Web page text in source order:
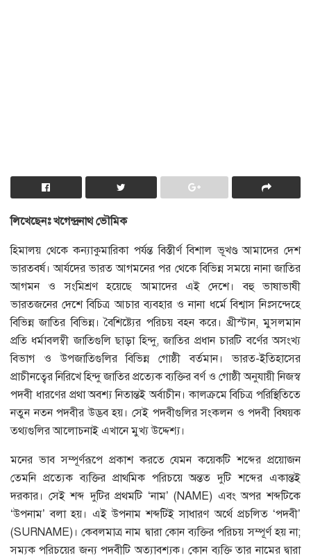
লিখেছেনঃ খগেন্দ্রনাথ ভৌমিক
হিমালয় থেকে কন্যাকুমারিকা পর্যন্ত বিস্তীর্ণ বিশাল ভূখণ্ড আমাদের দেশ
ভারতবর্ষ। আর্যদের ভারত আগমনের পর থেকে বিভিন্ন সময়ে নানা জাতির
আগমন ও সংমিশ্রণ হয়েছে আমাদের এই দেশে। বহু ভাষাভাষী
ভারতজনের দেশে বিচিত্র আচার ব্যবহার ও নানা ধর্মে বিশ্বাস নিঃসন্দেহে
বিভিন্ন জাতির বিভিন্ন। বৈশিষ্ট্যের পরিচয় বহন করে। খ্রীস্টান, মুসলমান
প্রতি ধর্মাবলম্বী জাতিগুলি ছাড়া হিন্দু, জাতির প্রধান চারটি বর্ণের অসংখ্য
বিভাগ ও উপজাতিগুলির বিভিন্ন গােষ্ঠী বর্তমান। ভারত-ইতিহাসের
প্রাচীনত্বের নিরিখে হিন্দু জাতির প্রত্যেক ব্যক্তির বর্ণ ও গােষ্ঠী অনুযায়ী নিজস্ব
পদবী ধারণের প্রথা অবশ্য নিতান্তই অর্বাচীন। কালক্রমে বিচিত্র পরিস্থিতিতে
নতুন নতন পদবীর উদ্ভব হয়। সেই পদবীগুলির সংকলন ও পদবী বিষয়ক
তথ্যগুলির আলােচনাই এখানে মুখ্য উদ্দেশ্য।
মনের ভাব সম্পূর্ণরূপে প্রকাশ করতে যেমন কয়েকটি শব্দের প্রয়ােজন
তেমনি প্রত্যেক ব্যক্তির প্রাথমিক পরিচয়ে অন্তত দুটি শব্দের একান্তই
দরকার। সেই শব্দ দুটির প্রথমটি ‘নাম’ (NAME) এবং অপর শব্দটিকে
‘উপনাম’ বলা হয়। এই উপনাম শব্দটিই সাধারণ অর্থে প্রচলিত ‘পদবী’
(SURNAME)। কেবলমাত্র নাম দ্বারা কোন ব্যক্তির পরিচয় সম্পূর্ণ হয় না;
সম্যক পরিচয়ের জন্য পদবীটি অত্যাবশ্যক। কোন ব্যক্তি তার নামের দ্বারা